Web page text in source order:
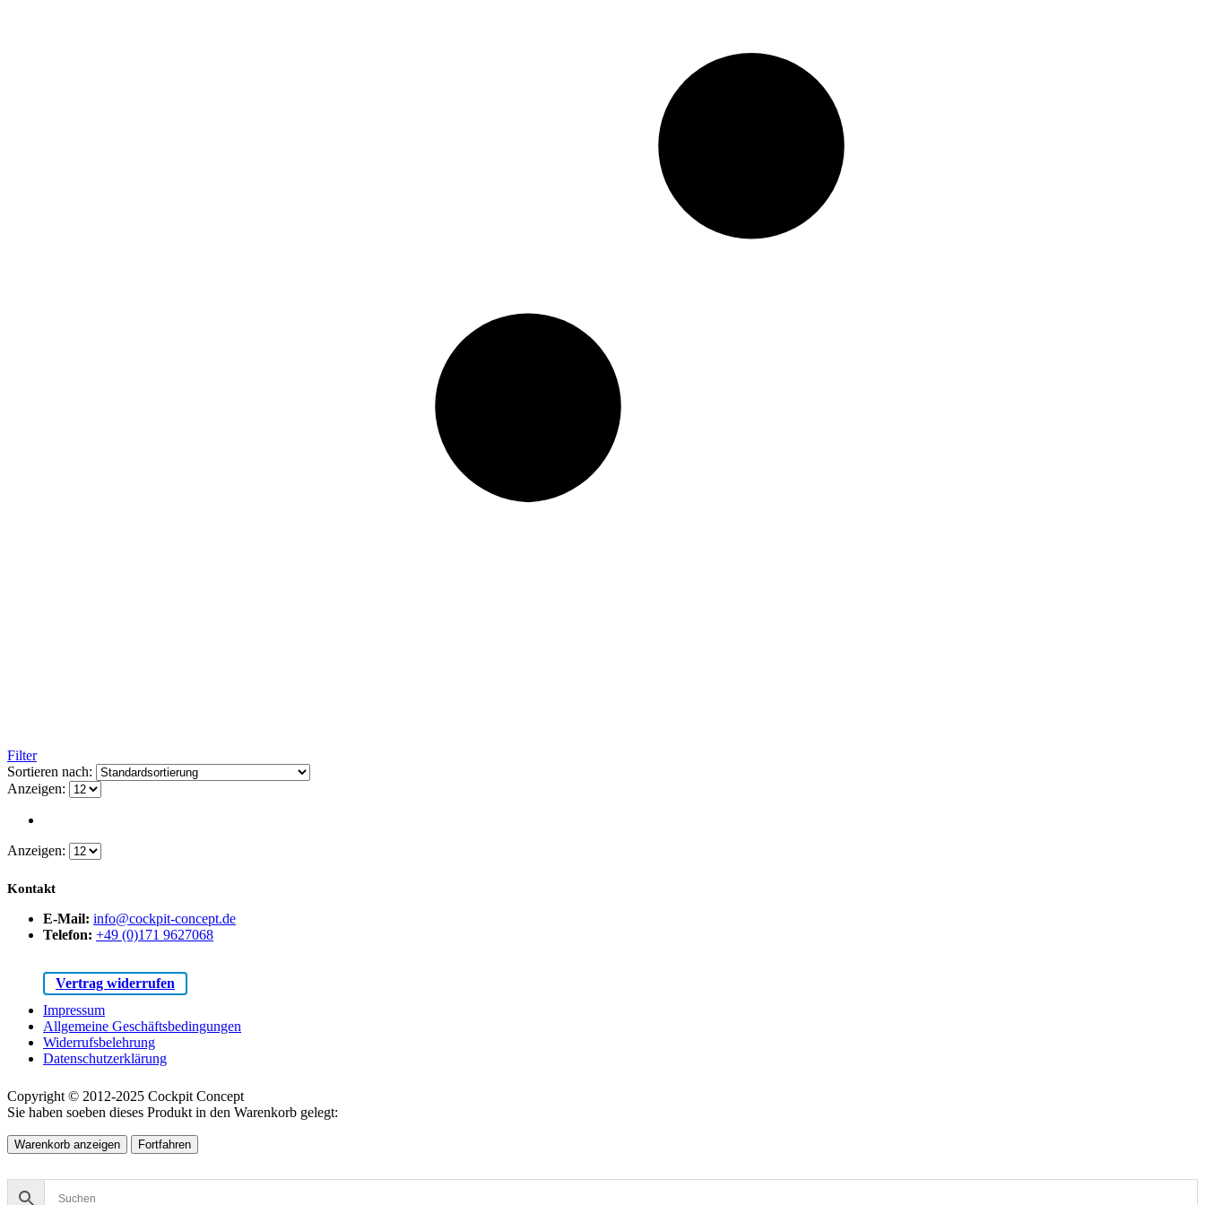
Filter
Sortieren nach:
Anzeigen:
Anzeigen:
Kontakt
E-Mail: info@cockpit-concept.de
Telefon: +49 (0)171 9627068
Vertrag widerrufen
Impressum
Allgemeine Geschäftsbedingungen
Widerrufsbelehrung
Datenschutzerklärung
Copyright © 2012-2025 Cockpit Concept
Sie haben soeben dieses Produkt in den Warenkorb gelegt:
Warenkorb anzeigen Fortfahren